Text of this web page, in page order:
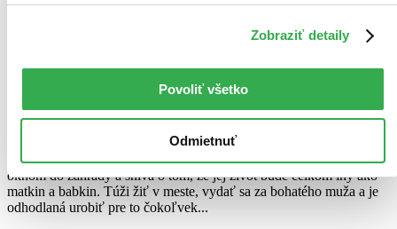
Zobraziť detaily
Povoliť všetko
Odmietnuť
Hana, dvadsaťsedemročná mladá žena, často sedáva vo svojej izbe s
oknom do záhrady a sníva o tom, že jej život bude celkom iný ako
matkin a babkin. Túži žiť v meste, vydať sa za bohatého muža a je
odhodlaná urobiť pre to čokoľvek...